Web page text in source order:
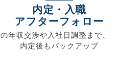
内定・入職
アフターフォロー
年収交渉や入社日調整まで、
内定後もバックアップ